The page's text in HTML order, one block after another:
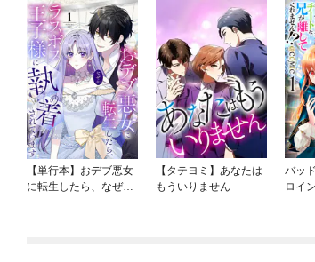
【単行本】おデブ悪女
に転生したら、なぜか
【タテヨミ】あなたは
もういりません
バッ
ロイ